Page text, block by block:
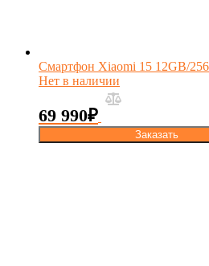
Смартфон Xiaomi 15 12GB/
Нет в наличии
69 990₽
Заказать